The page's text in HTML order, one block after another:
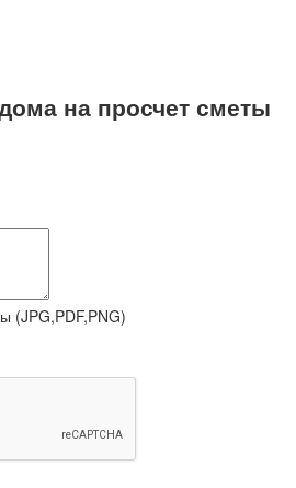
на просчет сметы
(JPG,PDF,PNG)